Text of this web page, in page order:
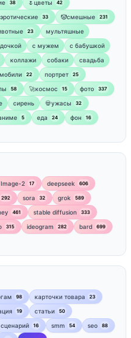
38 🌷цветы 42
33 🤡смешные 231
23
мультяшные
с мужем
с бабушкой
коллажи собаки
свадьба
22 портрет 25
58 🚀космос 15 фото 337
сирень 💀ужасы 32
5 еда 24 фон 16
2 17 deepseek 606
292 sora 32 grok 589
461 stable diffusion 333
315 ideogram 282 bard 699
98 карточки товара 23
19 статьи 50
сценарий 16 smm 54 seo 88